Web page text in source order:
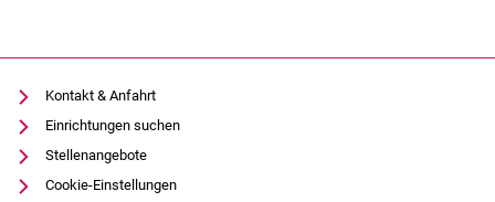
Kontakt & Anfahrt
Einrichtungen suchen
Stellenangebote
Cookie-Einstellungen